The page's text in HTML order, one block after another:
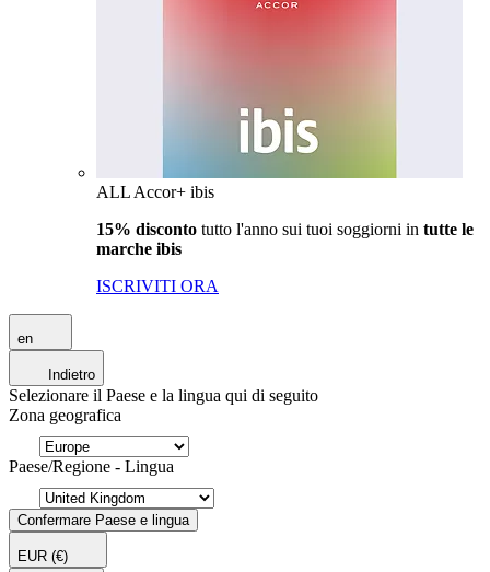
ALL Accor+ ibis
15% disconto tutto l'anno sui tuoi soggiorni in tutte le
marche ibis
ISCRIVITI ORA
en
Indietro
Selezionare il Paese e la lingua qui di seguito
Zona geografica
Paese/Regione - Lingua
Confermare Paese e lingua
EUR (€)